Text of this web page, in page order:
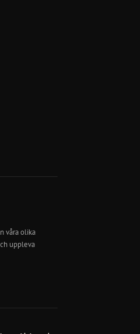
våra olika
uppleva